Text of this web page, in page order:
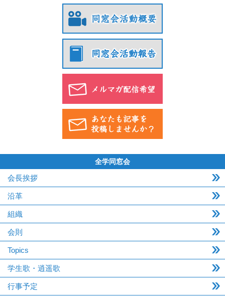
全学同窓会
会長挨拶
沿革
組織
会則
Topics
学生歌・逍遥歌
行事予定